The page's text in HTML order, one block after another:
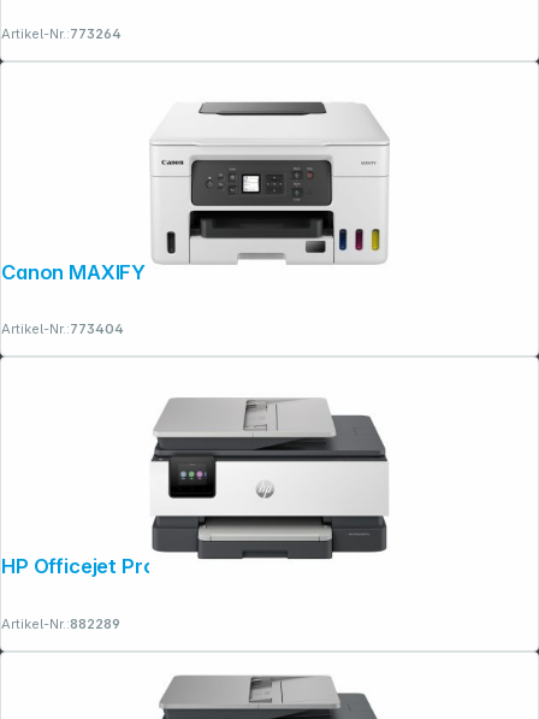
Artikel-Nr.:773264
Canon MAXIFY GX 3050
Artikel-Nr.:773404
HP Officejet Pro 8122e All-in-One
Artikel-Nr.:882289